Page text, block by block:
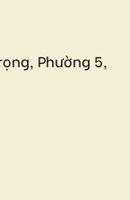
Phường 5,